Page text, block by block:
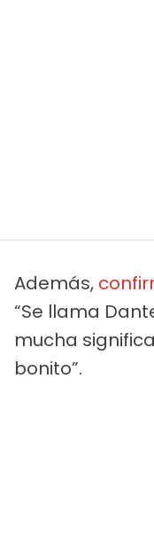
Además,
“Se llama
mucha
bonito”.